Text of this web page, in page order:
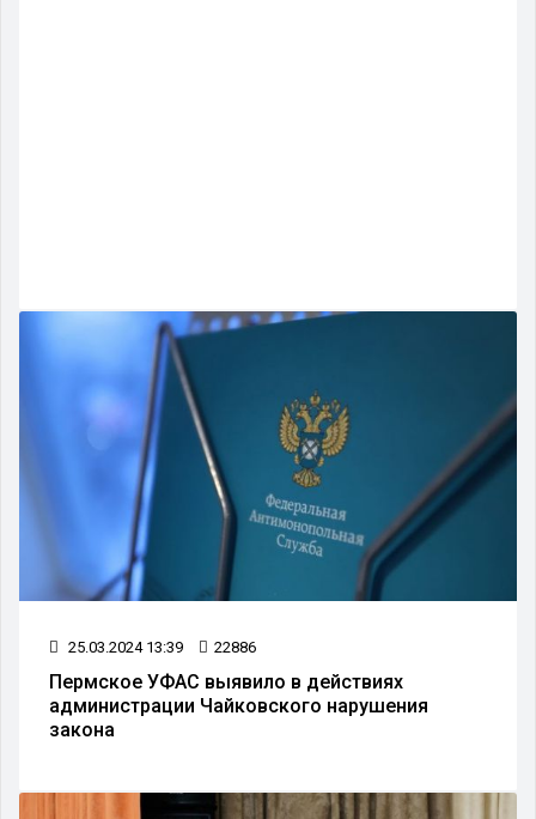
25.03.2024 13:39 22886
Пермское УФАС выявило в действиях
администрации Чайковского нарушения
закона